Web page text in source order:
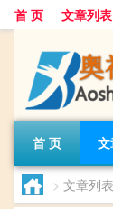
首 页 文章列表
首 页
> 文章列表